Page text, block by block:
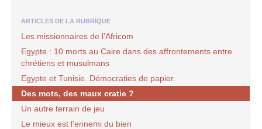
ARTICLES DE LA RUBRIQUE
Les missionnaires de l’Africom
Egypte : 10 morts au Caire dans des affrontements entre
chrétiens et musulmans
Egypte et Tunisie. Démocraties de papier.
Des mots, des maux cratie ?
Un autre terrain de jeu
Le mieux est l’ennemi du bien